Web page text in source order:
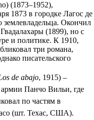
(1873–1952),
1873 в городке Лагос де
землевладельца. Окончил
(1899), но с
и политике. К 1910,
три романа,
писательского
de abajo, 1915) –
армии Панчо Вильи, где
по частям в
(шт. Техас, США).